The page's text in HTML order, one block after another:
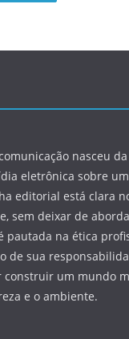
nasceu
eletrônica sobre
editorial está clara
sem deixar de
pautada na ética
de sua
construir um mundo
e o ambiente.